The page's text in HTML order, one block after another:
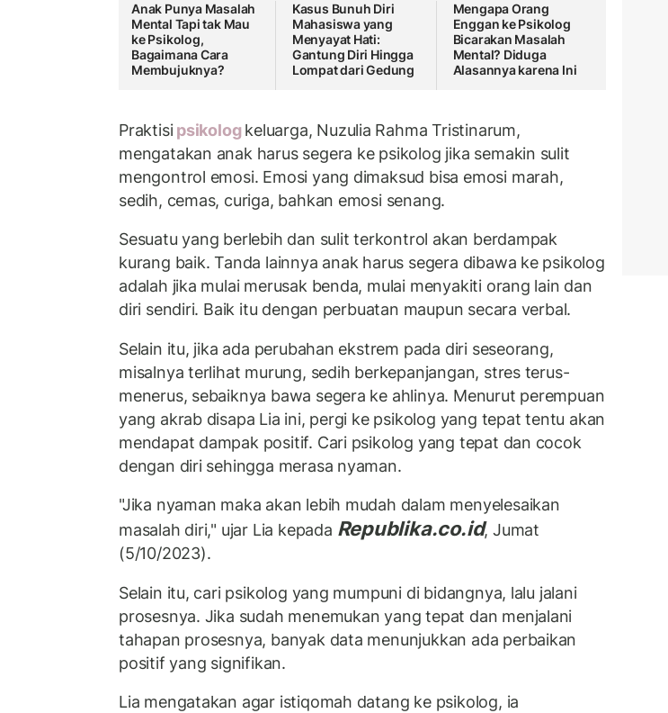
Anak Punya Masalah
Mental Tapi tak Mau
ke Psikolog,
Bagaimana Cara
Membujuknya?
Kasus Bunuh Diri
Mahasiswa yang
Menyayat Hati:
Gantung Diri Hingga
Lompat dari Gedung
Mengapa Orang
Enggan ke Psikolog
Bicarakan Masalah
Mental? Diduga
Alasannya karena Ini
Praktisipsikologkeluarga, Nuzulia Rahma Tristinarum,
mengatakan anak harus segera ke psikolog jika semakin sulit
mengontrol emosi. Emosi yang dimaksud bisa emosi marah,
sedih, cemas, curiga, bahkan emosi senang.
Sesuatu yang berlebih dan sulit terkontrol akan berdampak
kurang baik. Tanda lainnya anak harus segera dibawa ke psikolog
adalah jika mulai merusak benda, mulai menyakiti orang lain dan
diri sendiri. Baik itu dengan perbuatan maupun secara verbal.
Selain itu, jika ada perubahan ekstrem pada diri seseorang,
misalnya terlihat murung, sedih berkepanjangan, stres terus-
menerus, sebaiknya bawa segera ke ahlinya. Menurut perempuan
yang akrab disapa Lia ini, pergi ke psikolog yang tepat tentu akan
mendapat dampak positif. Cari psikolog yang tepat dan cocok
dengan diri sehingga merasa nyaman.
"Jika nyaman maka akan lebih mudah dalam menyelesaikan
masalah diri," ujar Lia kepada Republika.co.id, Jumat
(5/10/2023).
Selain itu, cari psikolog yang mumpuni di bidangnya, lalu jalani
prosesnya. Jika sudah menemukan yang tepat dan menjalani
tahapan prosesnya, banyak data menunjukkan ada perbaikan
positif yang signifikan.
Lia mengatakan agar istiqomah datang ke psikolog, ia